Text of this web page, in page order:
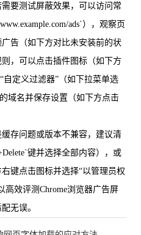
要测试屏蔽效果，可以访问常
ads`），观察页
告（如下方对比未安装前的状
，可以点击插件图标（如下方
自定义过滤器”（如下拉菜单选
域名并保存设置（如下方点击
存问题或版本不兼容，建议清
键并选择全部内容），或
键点击图标并选择“以管理员权
高效评测Chrome浏览器广告屏
无误。